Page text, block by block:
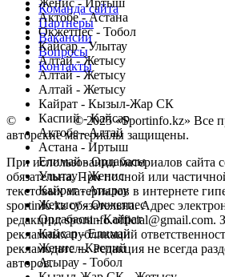
Женис - Иртыш
Актобе - Астана
Окжетпес - Тобол
Кайсар - Улытау
Алтай - Жетысу
Алтай - Жетысу
Алтай - Жетысу
Кайрат - Кызыл-Жар СК
Каспий - Кайсар
Актобе - Алтай
Астана - Иртыш
Елимай - Ордабасы
Улытау - Женис
Кайрат - Атырау
Жетысу - Окжетпес
Ордабасы - Кайрат
Кайсар - Елимай
Женис - Каспий
Атырау - Тобол
Команда сайта
Партнеры
Вакансии
Вопросы
Контакты
© Copyright© 2025 «Sportinfo.kz» Все
авторские материалы защищены.
При использовании материалов сайта
обязательна. При полной или
текстовых материалов в интернете
sportinfo.kz обязательна. Адрес
редакции: sportinfo.official@gmail.com.
рекламных публикаций
рекламодатель. Редакция не всегда
авторов.